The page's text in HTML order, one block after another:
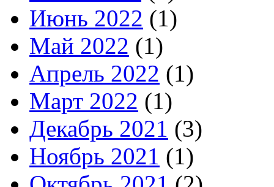
Июнь 2022 (1)
Май 2022 (1)
Апрель 2022 (1)
Март 2022 (1)
Декабрь 2021 (3)
Ноябрь 2021 (1)